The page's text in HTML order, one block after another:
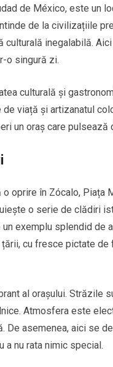
de México, este un
de la civilizațiile
inegalabilă.
o singură zi.
culturală și
viață și artizanatul
un oraș care pulsează
oprire în Zócalo, Piața
o serie de clădiri
exemplu splendid de
cu fresce pictate
al orașului. Străzile
Atmosfera este
asemenea, aici se
a nu rata nimic special.